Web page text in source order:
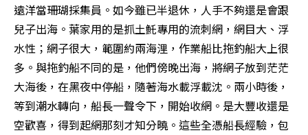
遠洋當珊瑚採集員。如今雖已半退休，人手不夠還是會跟
兒子出海。葉家用的是抓土魠專用的流刺網，網目大、浮
水性；網子很大，範圍約兩海浬，作業船比拖釣船大上很
多。與拖釣船不同的是，他們傍晚出海，將網子放到茫茫
大海後，在黑夜中停船，隨著海水載浮載沈。兩小時後，
等到潮水轉向，船長一聲令下，開始收網。是大豐收還是
空歡喜，得到起網那刻才知分曉。這些全憑船長經驗，包